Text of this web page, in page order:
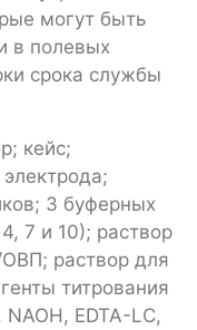
могут быть
в полевых
срока службы
кейс;
3 буферных
7 и 10); раствор
раствор для
титрования
EDTA-LC,